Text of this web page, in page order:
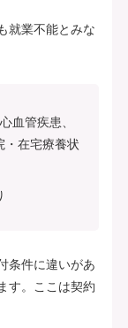
就業不能とみな
血管疾患、
・在宅療養状
条件に違いがあ
す。ここは契約